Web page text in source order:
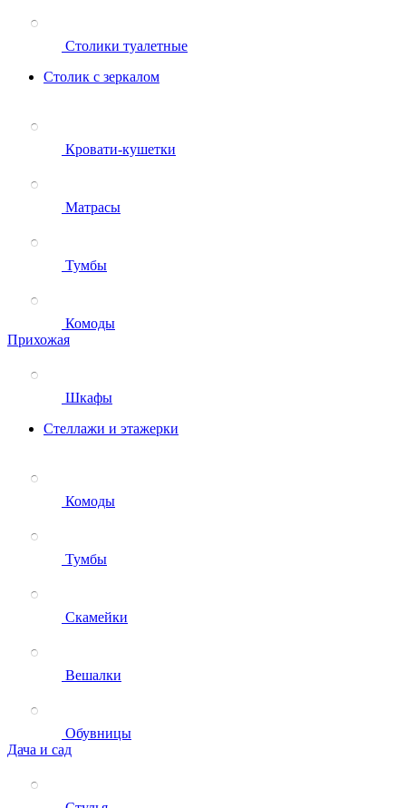
Столики туалетные
Столик с зеркалом
Кровати-кушетки
Матрасы
Тумбы
Комоды
Прихожая
Шкафы
Стеллажи и этажерки
Комоды
Тумбы
Скамейки
Вешалки
Обувницы
Дача и сад